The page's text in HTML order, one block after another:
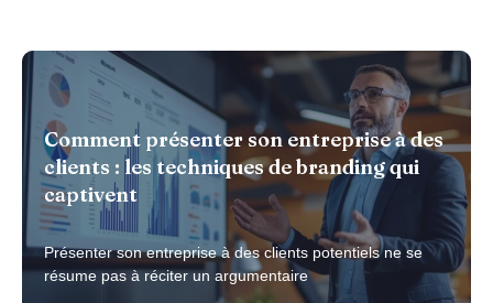
Comment présenter son entreprise à des
clients : les techniques de branding qui
captivent
Présenter son entreprise à des clients potentiels ne se
résume pas à réciter un argumentaire